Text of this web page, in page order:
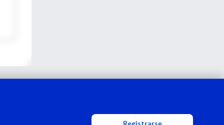
Registrarse